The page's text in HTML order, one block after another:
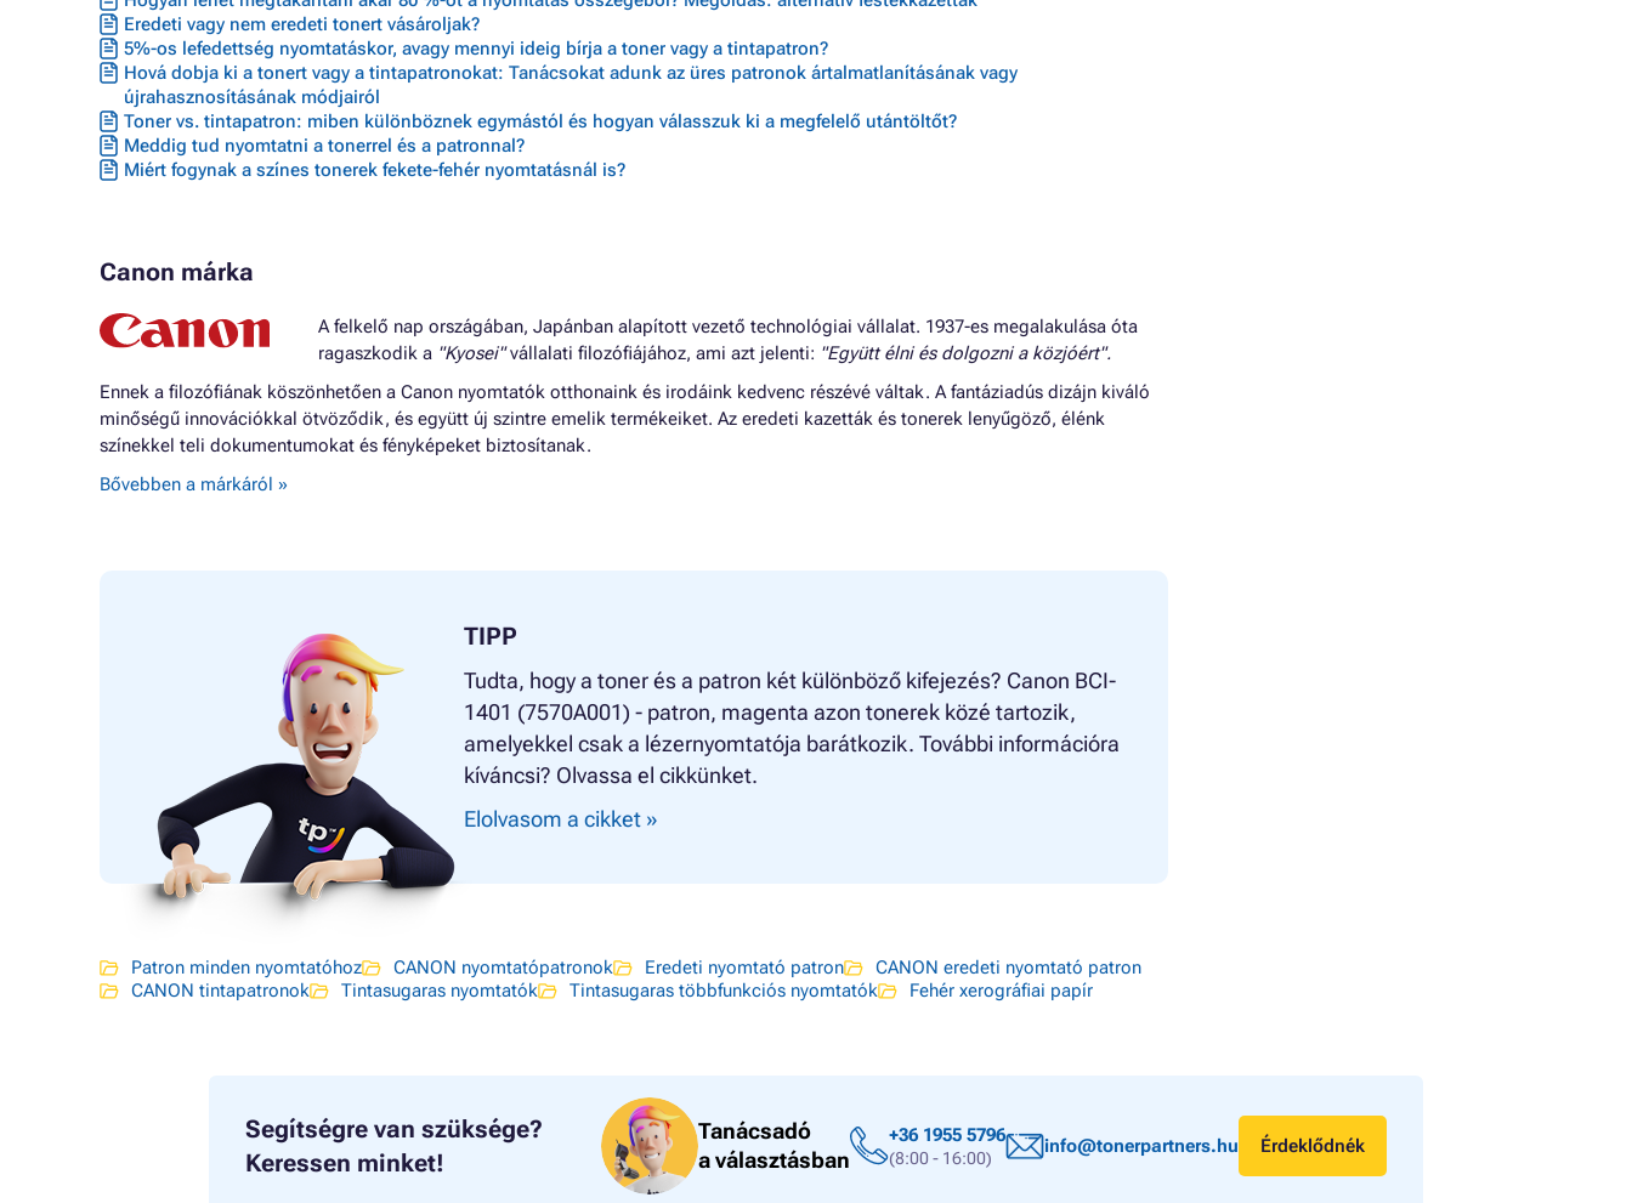
Eredeti vagy nem eredeti tonert vásároljak?
5%-os lefedettség nyomtatáskor, avagy mennyi ideig bírja a toner vagy a tintapatron?
Hová dobja ki a tonert vagy a tintapatronokat: Tanácsokat adunk az üres patronok ártalmatlanításának vagy
újrahasznosításának módjairól
Toner vs. tintapatron: miben különböznek egymástól és hogyan válasszuk ki a megfelelő utántöltőt?
Meddig tud nyomtatni a tonerrel és a patronnal?
Miért fogynak a színes tonerek fekete-fehér nyomtatásnál is?
Canon márka
A felkelő nap országában, Japánban alapított vezető technológiai vállalat. 1937-es megalakulása óta
ragaszkodik a "Kyosei"vállalati filozófiájához, ami azt jelenti: "Együtt élni és dolgozni a közjóért".
Ennek a filozófiának köszönhetően a Canon nyomtatók otthonaink és irodáink kedvenc részévé váltak. A fantáziadús dizájn kiváló
minőségű innovációkkal ötvöződik, és együtt új szintre emelik termékeiket. Az eredeti kazetták és tonerek lenyűgöző, élénk
színekkel teli dokumentumokat és fényképeket biztosítanak.
Bővebben a márkáról »
TIPP
Tudta, hogy a toner és a patron két különböző kifejezés? Canon BCI-
1401 (7570A001) - patron, magenta azon tonerek közé tartozik,
amelyekkel csak a lézernyomtatója barátkozik. További információra
kíváncsi? Olvassa el cikkünket.
Elolvasom a cikket »
Patron minden nyomtatóhoz CANON nyomtatópatronok Eredeti nyomtató patron
CANON eredeti nyomtató patron
CANON tintapatronok
Tintasugaras nyomtatók Tintasugaras többfunkciós nyomtatók Fehér xerográfiai papír
Segítségre van szüksége?
Keressen minket!
Tanácsadó
a választásban
+36 1955 5796
(8:00 - 16:00)
info@tonerpartners.hu Érdeklődnék